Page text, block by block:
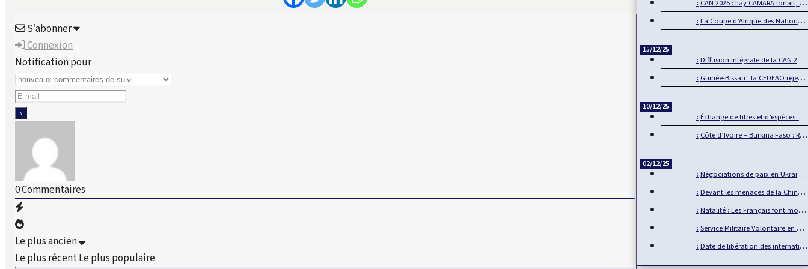
S’abonner
Connexion
Notification pour
0Commentaires
Le plus ancien
Le plus récentLe plus populaire
CAN 2025 : Ilay CAMARA forfait, Mamadou Lamine CAMARA…
La Coupe d’Afrique des Nations, un événement de plus en plus…
15/12/25
Diffusion intégrale de la CAN 2025 par Sportdigital Fußball, le…
Guinée-Bissau : la CEDEAO rejette la transition militaire
10/12/25
Échange de titres et d’espèces : L’UMOA comble son retard
Côte d’Ivoire – Burkina Faso : Reprise du dialogue
02/12/25
Négociations de paix en Ukraine : L’Europe mise de côté
Devant les menaces de la Chine, Taïwan joue la carte de…
Natalité : Les Français font moins d’enfants
Service Militaire Volontaire en France : Des nouveautés en 2025
Date de libération des internationaux pour la CAN 2025 : Rumeur ou…